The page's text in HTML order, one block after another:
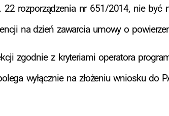
rozporządzenia nr 651/2014, nie być
na dzień zawarcia umowy o
zgodnie z kryteriami operatora
wyłącznie na złożeniu wniosku do